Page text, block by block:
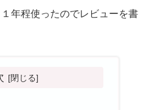
年程使ったのでレビューを書